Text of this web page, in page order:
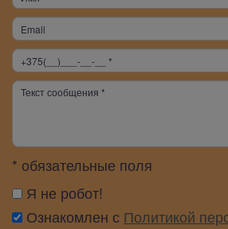
* обязательные поля
Я не робот!
Ознакомлен с Политикой